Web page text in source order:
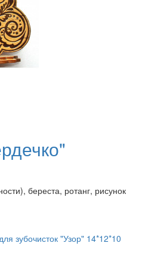
береста, ротанг, рисунок